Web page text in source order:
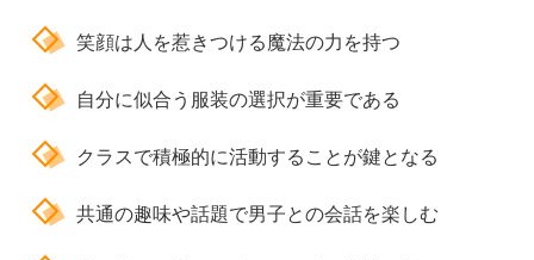
笑顔は人を惹きつける魔法の力を持つ
自分に似合う服装の選択が重要である
クラスで積極的に活動することが鍵となる
共通の趣味や話題で男子との会話を楽しむ